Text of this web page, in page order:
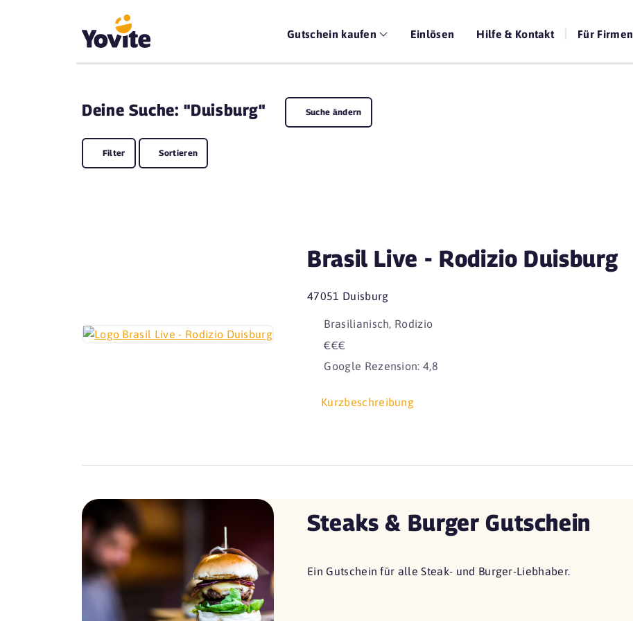
Gutschein kaufen Einlösen Hilfe & Kontakt Für Firmen
Deine Suche: "Duisburg" Suche ändern
Filter Sortieren
Brasil Live - Rodizio Duisburg
47051 Duisburg
Brasilianisch, Rodizio
€€€
Google Rezension: 4,8
Kurzbeschreibung
Steaks & Burger Gutschein
Ein Gutschein für alle Steak- und Burger-Liebhaber.